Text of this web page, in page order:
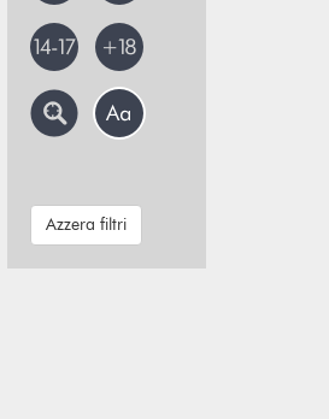
Azzera filtri